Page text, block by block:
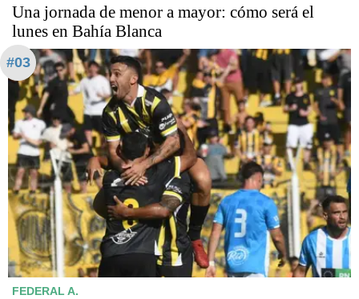
Una jornada de menor a mayor: cómo será el
lunes en Bahía Blanca
#03
FEDERAL A.